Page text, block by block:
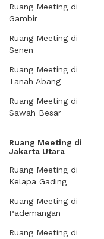
Ruang Meeting di
Gambir
Ruang Meeting di
Senen
Ruang Meeting di
Tanah Abang
Ruang Meeting di
Sawah Besar
Ruang Meeting di
Jakarta Utara
Ruang Meeting di
Kelapa Gading
Ruang Meeting di
Pademangan
Ruang Meeting di